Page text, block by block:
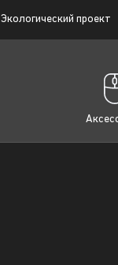
Экологический проект